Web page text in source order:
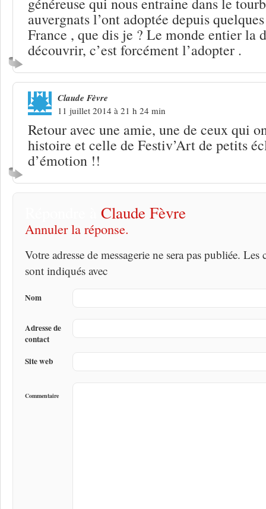
auvergnats l’ont adoptée depuis
France , que dis je ? Le monde entier la
découvrir, c’est forcément l’adopter .
Claude Fèvre
11 juillet 2014 à 21 h 24 min
Retour avec une amie, une de ceux qui
histoire et celle de Festiv’Art de petits
d’émotion !!
Claude Fèvre
Annuler la réponse.
Votre adresse de messagerie ne sera pas publiée.
sont indiqués avec
Nom
Adresse de
contact
Site web
Commentaire